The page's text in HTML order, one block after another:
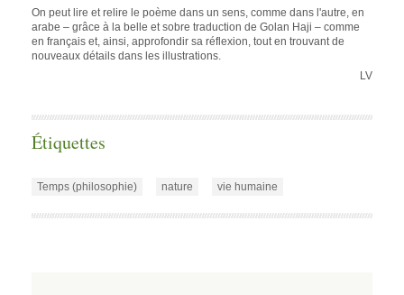
On peut lire et relire le poème dans un sens, comme dans l'autre, en
arabe – grâce à la belle et sobre traduction de Golan Haji – comme
en français et, ainsi, approfondir sa réflexion, tout en trouvant de
nouveaux détails dans les illustrations.
LV
Étiquettes
Temps (philosophie) nature vie humaine